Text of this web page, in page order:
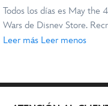
Todos los días es May the
Wars de Disney Store.
colección con camisetas,
Leer más Leer menos